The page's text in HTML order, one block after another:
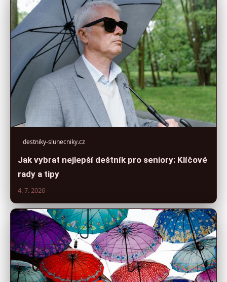
destniky-slunecniky.cz
Jak vybrat nejlepší deštník pro seniory: Klíčové
rady a tipy
4. 7. 2026